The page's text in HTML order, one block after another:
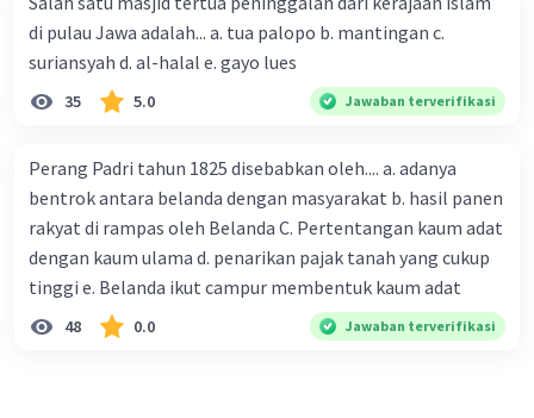
di pulau Jawa adalah... a. tua palopo b. mantingan c.
suriansyah d. al-halal e. gayo lues
35 5.0 Jawaban terverifikasi
Perang Padri tahun 1825 disebabkan oleh.... a. adanya
bentrok antara belanda dengan masyarakat b. hasil panen
rakyat di rampas oleh Belanda C. Pertentangan kaum adat
dengan kaum ulama d. penarikan pajak tanah yang cukup
tinggi e. Belanda ikut campur membentuk kaum adat
48 0.0 Jawaban terverifikasi